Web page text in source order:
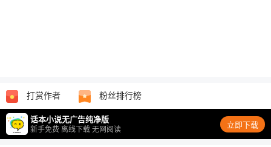
打赏作者 粉丝排行榜
话本小说无广告纯净版
新手免费 离线下载 无网阅读 立即下载